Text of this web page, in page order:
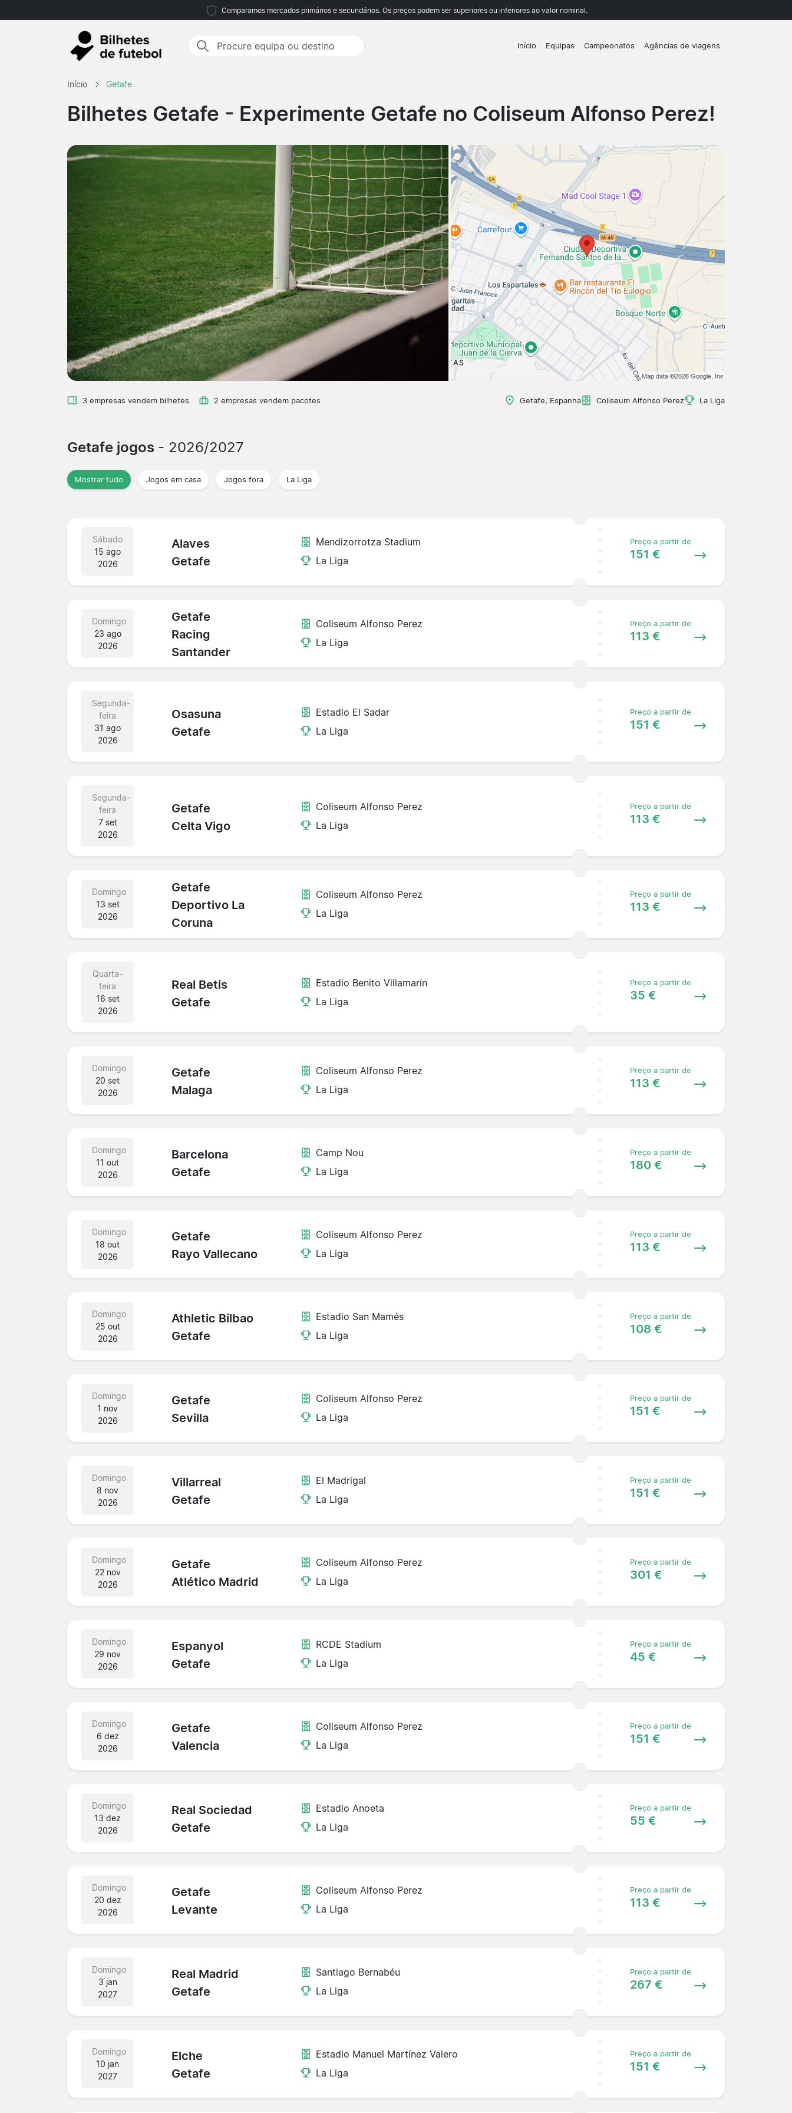
Comparamos mercados primários e secundários. Os preços podem ser superiores ou inferiores ao valor nominal.
Início Equipas Campeonatos Agências de viagens
Início Getafe
Bilhetes Getafe - Experimente Getafe no Coliseum Alfonso Perez!
3 empresas vendem bilhetes 2 empresas vendem pacotes Getafe, Espanha Coliseum Alfonso Perez La Liga
Getafe jogos - 2026/2027
Mostrar tudo Jogos em casa Jogos fora La Liga
Sábado
15 ago
2026
Alaves
Getafe
Mendizorrotza Stadium
La Liga
Preço a partir de
151 €
Domingo
23 ago
2026
Getafe
Racing
Santander
Coliseum Alfonso Perez
La Liga
Preço a partir de
113 €
Segunda-
feira
31 ago
2026
Osasuna
Getafe
Estadio El Sadar
La Liga
Preço a partir de
151 €
Segunda-
feira
7 set
2026
Getafe
Celta Vigo
Coliseum Alfonso Perez
La Liga
Preço a partir de
113 €
Domingo
13 set
2026
Getafe
Deportivo La
Coruna
Coliseum Alfonso Perez
La Liga
Preço a partir de
113 €
Quarta-
feira
16 set
2026
Real Betis
Getafe
Estadio Benito Villamarín
La Liga
Preço a partir de
35 €
Domingo
20 set
2026
Getafe
Malaga
Coliseum Alfonso Perez
La Liga
Preço a partir de
113 €
Domingo
11 out
2026
Barcelona
Getafe
Camp Nou
La Liga
Preço a partir de
180 €
Domingo
18 out
2026
Getafe
Rayo Vallecano
Coliseum Alfonso Perez
La Liga
Preço a partir de
113 €
Domingo
25 out
2026
Athletic Bilbao
Getafe
Estadio San Mamés
La Liga
Preço a partir de
108 €
Domingo
1 nov
2026
Getafe
Sevilla
Coliseum Alfonso Perez
La Liga
Preço a partir de
151 €
Domingo
8 nov
2026
Villarreal
Getafe
El Madrigal
La Liga
Preço a partir de
151 €
Domingo
22 nov
2026
Getafe
Atlético Madrid
Coliseum Alfonso Perez
La Liga
Preço a partir de
301 €
Domingo
29 nov
2026
Espanyol
Getafe
RCDE Stadium
La Liga
Preço a partir de
45 €
Domingo
6 dez
2026
Getafe
Valencia
Coliseum Alfonso Perez
La Liga
Preço a partir de
151 €
Domingo
13 dez
2026
Real Sociedad
Getafe
Estadio Anoeta
La Liga
Preço a partir de
55 €
Domingo
20 dez
2026
Getafe
Levante
Coliseum Alfonso Perez
La Liga
Preço a partir de
113 €
Domingo
3 jan
2027
Real Madrid
Getafe
Santiago Bernabéu
La Liga
Preço a partir de
267 €
Domingo
10 jan
2027
Elche
Getafe
Estadio Manuel Martínez Valero
La Liga
Preço a partir de
151 €